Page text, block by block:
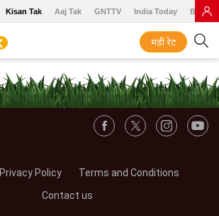
Kisan Tak Aaj Tak GNTTV India Today BT
मंडी रेट
Privacy Policy
Terms and Conditions
Contact us